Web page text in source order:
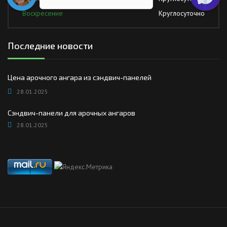
Воскресение
Круглосуточно
Последние новости
Цена арочного ангара из сэндвич-панелей
28.01.2025
Сэндвич-панели для арочных ангаров
28.01.2025